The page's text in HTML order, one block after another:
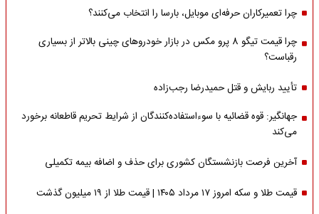
چرا تعمیرکاران حرفه‌ای موبایل، بارسا را انتخاب می‌کنند؟
چرا قیمت تیگو 8 پرو مکس در بازار خودروهای چینی بالاتر از بسیاری
رقباست؟
تأیید ربایش و قتل حمیدرضا رجب‌زاده
جهانگیر: قوه قضائیه با سوءاستفاده‌کنندگان از شرایط تحریم قاطعانه برخورد
می‌کند
آخرین فرصت بازنشستگان کشوری برای حذف و اضافه بیمه تکمیلی
قیمت طلا و سکه امروز ۱۷ مرداد ۱۴۰۵ | قیمت طلا از ۱۹ میلیون گذشت